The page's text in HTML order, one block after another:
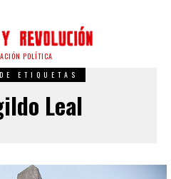
POLÍTICA
ETIQUETAS
Leal